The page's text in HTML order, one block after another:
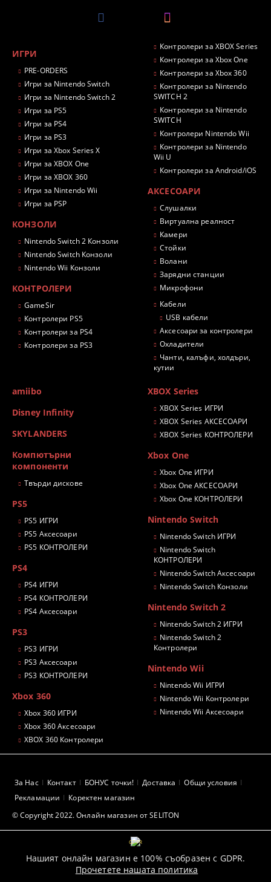
ИГРИ
PRE-ORDERS
Игри за Nintendo Switch
Игри за Nintendo Switch 2
Игри за PS5
Игри за PS4
Игри за PS3
Игри за Xbox Series X
Игри за XBOX One
Игри за XBOX 360
Игри за Nintendo Wii
Игри за PSP
КОНЗОЛИ
Nintendo Switch 2 Конзоли
Nintendo Switch Конзоли
Nintendo Wii Конзоли
КОНТРОЛЕРИ
GameSir
Контролери PS5
Контролери за PS4
Контролери за PS3
Контролери за XBOX Series
Контролери за Xbox One
Контролери за Xbox 360
Контролери за Nintendo
SWITCH 2
Контролери за Nintendo
SWITCH
Контролери Nintendo Wii
Контролери за Nintendo
Wii U
Контролери за Android/iOS
АКСЕСОАРИ
Слушалки
Виртуална реалност
Камери
Стойки
Волани
Зарядни станции
Микрофони
Кабели
USB кабели
Аксесоари за контролери
Охладители
Чанти, калъфи, холдъри,
кутии
amiibo
Disney Infinity
SKYLANDERS
Компютърни
компоненти
Твърди дискове
PS5
PS5 ИГРИ
PS5 Аксесоари
PS5 КОНТРОЛЕРИ
PS4
PS4 ИГРИ
PS4 КОНТРОЛЕРИ
PS4 Аксесоари
PS3
PS3 ИГРИ
PS3 Аксесоари
PS3 КОНТРОЛЕРИ
Xbox 360
Xbox 360 ИГРИ
Xbox 360 Аксесоари
XBOX 360 Контролери
XBOX Series
XBOX Series ИГРИ
XBOX Series АКСЕСОАРИ
XBOX Series КОНТРОЛЕРИ
Xbox One
Xbox One ИГРИ
Xbox One АКСЕСОАРИ
Xbox One КОНТРОЛЕРИ
Nintendo Switch
Nintendo Switch ИГРИ
Nintendo Switch
КОНТРОЛЕРИ
Nintendo Switch Аксесоари
Nintendo Switch Конзоли
Nintendo Switch 2
Nintendo Switch 2 ИГРИ
Nintendo Switch 2
Контролери
Nintendo Wii
Nintendo Wii ИГРИ
Nintendo Wii Контролери
Nintendo Wii Аксесоари
© Copyright 2022. Онлайн магазин от SELITON
За Нас Контакт БОНУС точки! Доставка
Общи условия
Рекламации
Коректен магазин
GDPR
Нашият онлайн магазин е 100% съобразен с GDPR.
Прочетете нашата политика